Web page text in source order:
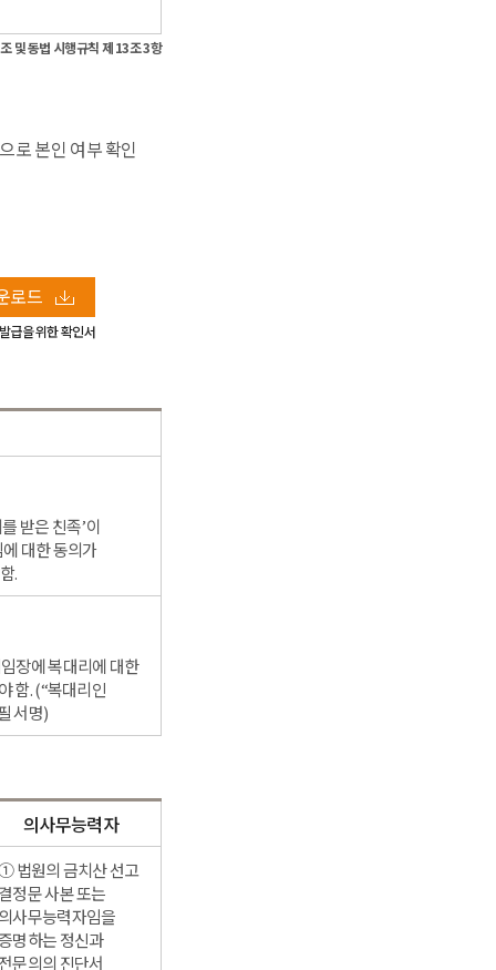
및 동법 시행규칙 제 13조 3항
로 본인 여부 확인
로드
급을 위한 확인서
받은 친족’이
대한 동의가
.
장에 복대리에 대한
함. (“복대리인
서명)
의사무능력자
법원의 금치산 선고
결정문 사본 또는
의사무능력자임을
명하는 정신과
전문의의 진단서